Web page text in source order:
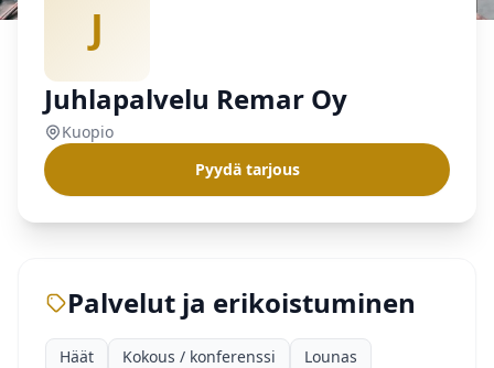
J
Juhlapalvelu Remar Oy
Kuopio
Pyydä tarjous
Palvelut ja erikoistuminen
Häät Kokous / konferenssi
Lounas